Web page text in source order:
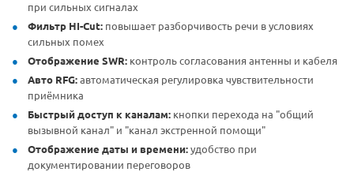
при сильных сигналах
Фильтр HI-Cut: повышает разборчивость речи в условиях
сильных помех
Отображение SWR: контроль согласования антенны и кабеля
Авто RFG:автоматическая регулировка чувствительности
приёмника
Быстрый доступ к каналам: кнопки перехода на "общий
вызывной канал" и "канал экстренной помощи"
Отображение даты и времени:удобство при
документировании переговоров